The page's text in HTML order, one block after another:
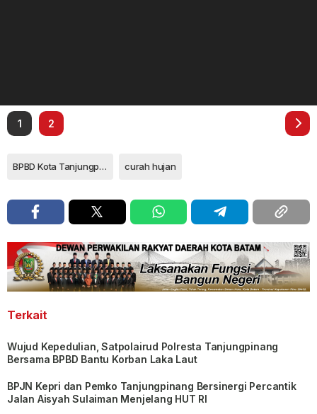
1 2
BPBD Kota Tanjungpinang curah hujan
Terkait
Wujud Kepedulian, Satpolairud Polresta Tanjungpinang
Bersama BPBD Bantu Korban Laka Laut
BPJN Kepri dan Pemko Tanjungpinang Bersinergi Percantik
Jalan Aisyah Sulaiman Menjelang HUT RI